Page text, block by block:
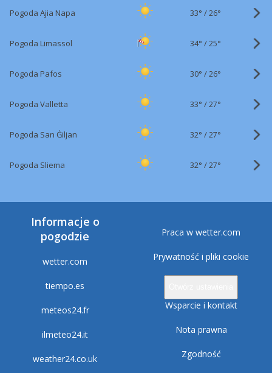
Pogoda Ajia Napa 33° /26°
Pogoda Limassol 34° /25°
Pogoda Pafos 30° /26°
Pogoda Valletta 33° /27°
Pogoda San Ġiljan 32° /27°
Pogoda Sliema 32° /27°
Informacje o
pogodzie
wetter.com
tiempo.es
meteos24.fr
ilmeteo24.it
weather24.co.uk
Praca w wetter.com
Prywatność i pliki cookie
Wsparcie i kontakt
Nota prawna
Zgodność